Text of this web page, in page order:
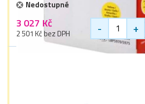
Nedostupné
3 027 Kč
2 501 Kč bez DPH - +